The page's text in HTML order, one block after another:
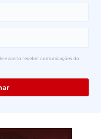
e aceito receber comunicações do